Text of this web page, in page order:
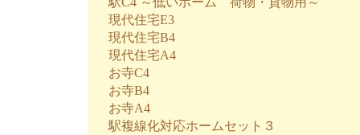
現代住宅E3
現代住宅B4
現代住宅A4
お寺C4
お寺B4
お寺A4
駅複線化対応ホームセット３